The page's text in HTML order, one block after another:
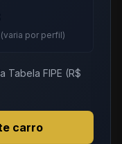
(varia por perfil)
Tabela FIPE (R$
carro